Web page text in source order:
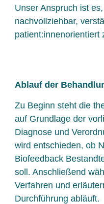
Unser Anspruch ist
nachvollziehbar,
patient:innenorientiert
Ablauf der
Zu Beginn steht die
auf Grundlage der
Diagnose und
wird entschieden, ob
Biofeedback
soll. Anschließend
Verfahren und
Durchführung abläuft.